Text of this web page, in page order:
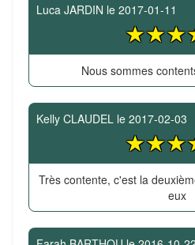
Luca JARDIN le 2017-01-11
Nous sommes
Kelly CLAUDEL le 2017-02-03
Très contente, c'est la
eux